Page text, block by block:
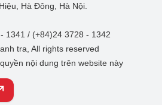
Hà Đông, Hà Nội.
1341 / (+84)24 3728 - 1342
tra, All rights reserved
nội dung trên website này